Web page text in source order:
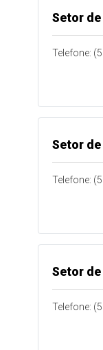
Setor
Telefone:
Setor
Telefone:
Setor
Telefone: